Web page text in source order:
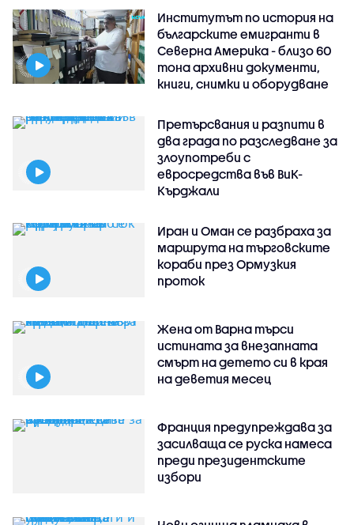
Институтът по история на
българските емигранти в
Северна Америка - близо 60
тона архивни документи,
книги, снимки и оборудване
Претърсвания и разпити в
два града по разследване за
злоупотреби с
евросредства във ВиК-
Кърджали
Иран и Оман се разбраха за
маршрута на търговските
кораби през Ормузкия
проток
Жена от Варна търси
истината за внезапната
смърт на детето си в края
на деветия месец
Франция предупреждава за
засилваща се руска намеса
преди президентските
избори